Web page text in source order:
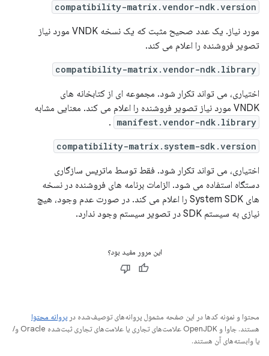
compatibility-matrix.vendor-ndk.version
مورد نیاز. یک عدد صحیح مثبت که یک نسخه VNDK مورد نیاز
تصویر فروشنده را اعلام می کند.
compatibility-matrix.vendor-ndk.library
اختیاری، می تواند تکرار شود. مجموعه ای از کتابخانه های
VNDK مورد نیاز تصویر فروشنده را اعلام می کند. معنایی مشابه
manifest.vendor-ndk.library
.
compatibility-matrix.system-sdk.version
اختیاری، می تواند تکرار شود. فقط توسط ماتریس سازگاری
دستگاه استفاده می شود. الزامات برنامه های فروشنده در نسخه
های System SDK را اعلام می کند. در صورت عدم وجود، هیچ
نیازی به سیستم SDK در تصویر سیستم وجود ندارد.
این مرور مفید بود؟
محتوا و نمونه کدها در این صفحه مشمول پروانه‌های توصیف‌شده در پروانه محتوا
هستند. جاوا و OpenJDK علامت‌های تجاری یا علامت‌های تجاری ثبت‌شده Oracle و/
یا وابسته‌های آن هستند.